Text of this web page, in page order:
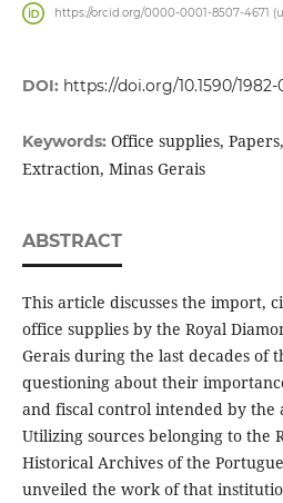
https://orcid.org/0000-0001-8507-4671
DOI: https://doi.org/10.1590/
Keywords: Office supplies,
Extraction, Minas Gerais
ABSTRACT
This article discusses the import,
office supplies by the Royal
Gerais during the last decades of
questioning about their
and fiscal control intended by
Utilizing sources belonging to the
Historical Archives of the
unveiled the work of that